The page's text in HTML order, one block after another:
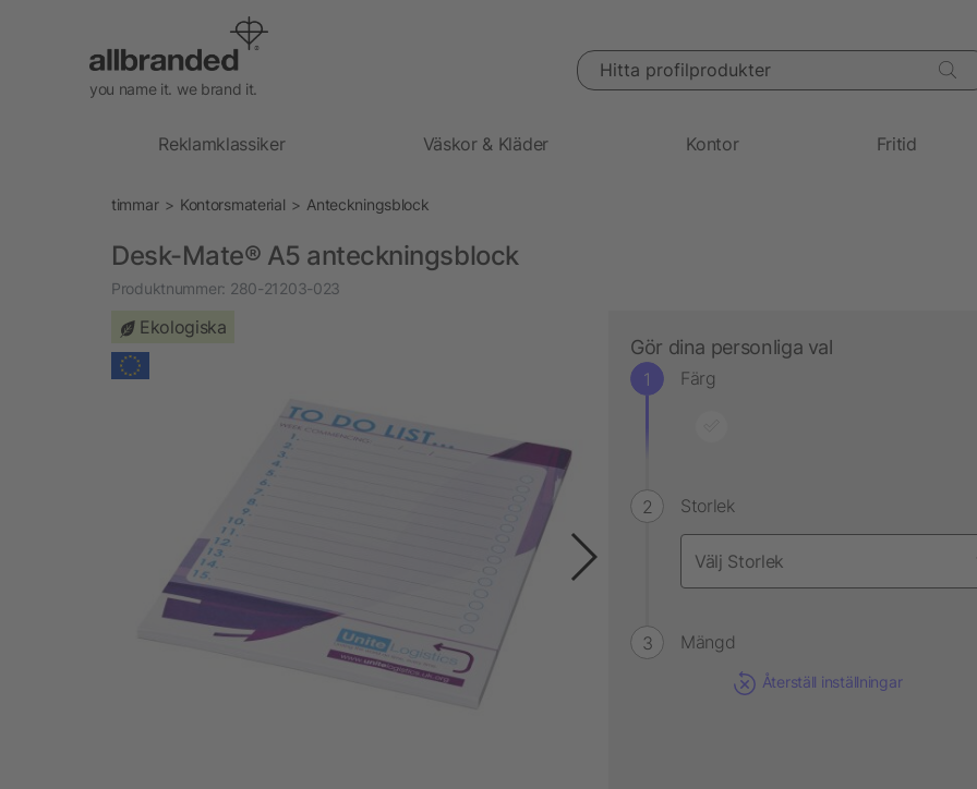
you name it. we brand it.
Hitta profilprodukter
Reklamklassiker Väskor & Kläder Kontor Fritid
timmar Kontorsmaterial Anteckningsblock
Desk-Mate® A5 anteckningsblock
Produktnummer: 280-21203-023
Ekologiska
Gör dina personliga val
Färg
Storlek
Mängd
Återställ inställningar